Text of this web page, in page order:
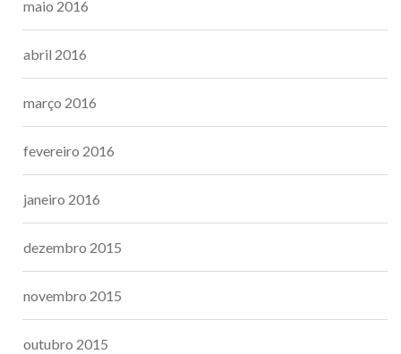
maio 2016
abril 2016
março 2016
fevereiro 2016
janeiro 2016
dezembro 2015
novembro 2015
outubro 2015